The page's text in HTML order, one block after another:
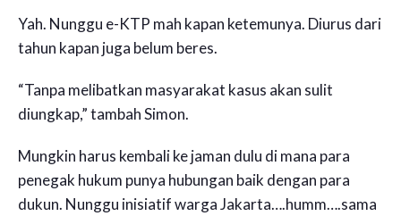
Yah. Nunggu e-KTP mah kapan ketemunya. Diurus dari
tahun kapan juga belum beres.
“Tanpa melibatkan masyarakat kasus akan sulit
diungkap,” tambah Simon.
Mungkin harus kembali ke jaman dulu di mana para
penegak hukum punya hubungan baik dengan para
dukun. Nunggu inisiatif warga Jakarta….humm….sama